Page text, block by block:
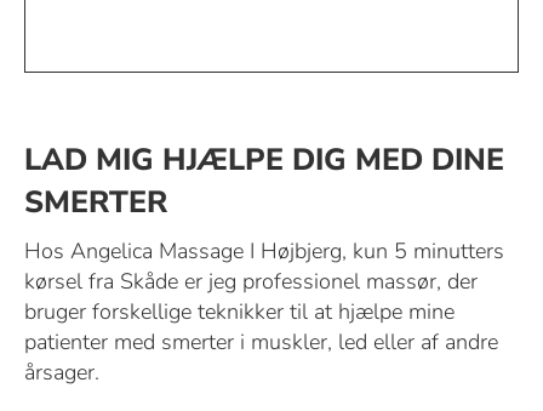
LAD MIG HJÆLPE DIG MED DINE
SMERTER
Hos Angelica Massage I Højbjerg, kun 5 minutters
kørsel fra Skåde er jeg professionel massør, der
bruger forskellige teknikker til at hjælpe mine
patienter med smerter i muskler, led eller af andre
årsager.